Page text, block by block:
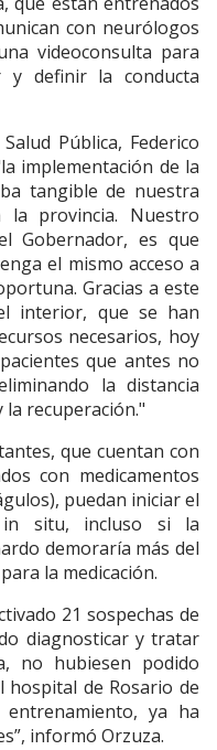
con neurólogos
videoconsulta para
y definir la conducta
Pública, Federico
implementación de la
tangible de nuestra
la provincia. Nuestro
Gobernador, es que
el mismo acceso a
Gracias a este
interior, que se han
necesarios, hoy
que antes no
la distancia
recuperación."
que cuentan con
con medicamentos
puedan iniciar el
in situ, incluso si la
demoraría más del
la medicación.
21 sospechas de
diagnosticar y tratar
no hubiesen podido
de Rosario de
ya ha
informó Orzuza.